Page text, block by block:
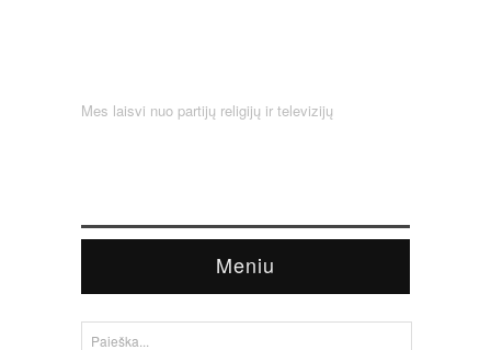
Mes laisvi nuo partijų religijų ir televizijų
Meniu